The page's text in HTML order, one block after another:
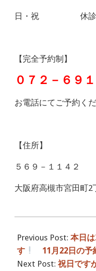
日・祝 休診
【完全予約制】
０７２－６９
お電話にてご予約くだ
【住所】
５６９－１１４２
大阪府高槻市宮田町2
11-
22
Previous Post: 本日
す
11月22日の予
Next Post: 祝日です